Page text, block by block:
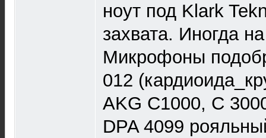
ноут под Klark
захвата. Иногда
Микрофоны
012
AKG C1000, С
DPA 4099